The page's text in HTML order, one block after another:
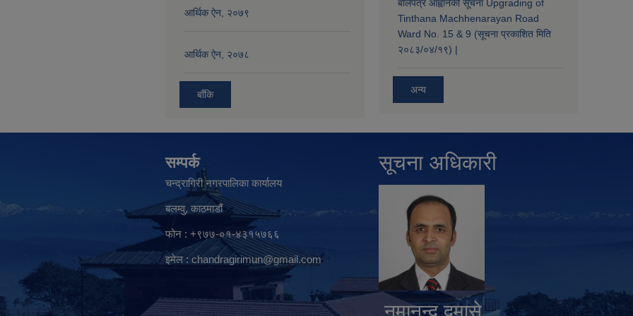
आर्थिक ऐन, २०७९
आर्थिक ऐन, २०७८
बाँकि
बोलपत्र आह्वानको सूचना Upgrading of
Tinthana Machhenarayan Road
Ward No. 15 & 9 (सूचना प्रकाशित मिति
२०८३/०४/१९) |
अन्य
सम्पर्क
चन्द्रागिरी नगरपालिका कार्यालय
बलम्वु, काठमाडौं
फोन : +९७७-०१-४३१५७६६
इमेल : chandragirimun@gmail.com
सूचना अधिकारी
नुमानन्द दमासे